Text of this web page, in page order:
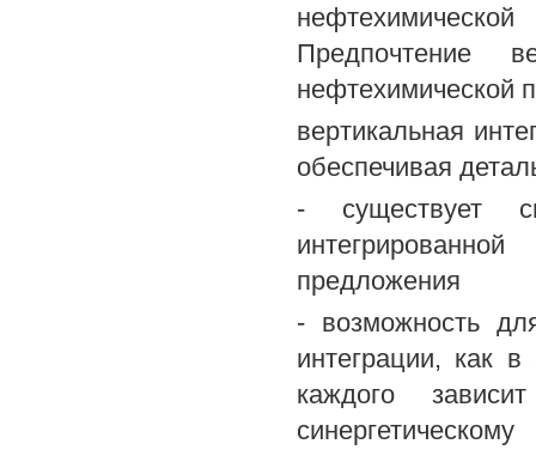
Предпочтение
нефтехимической
вертикальная
обеспечивая
- существует
предложения
- возможность
интеграции, как
каждого